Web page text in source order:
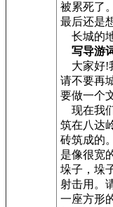
被累死了
最后还是
长城的
写导游
大家好!
请不要再
要做一个
现在我
筑在八达
砖筑成的
是像很宽
垛子，垛
射击用。
一座方形